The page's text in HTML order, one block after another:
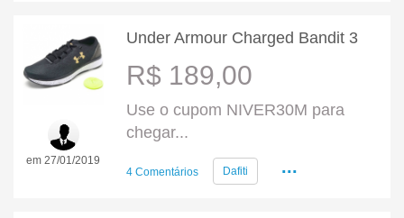
em 27/01/2019
Under Armour Charged Bandit 3
R$ 189,00
Use o cupom NIVER30M para
chegar...
4 Comentários Dafiti ...